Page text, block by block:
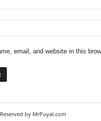
email, and website in this
by MrPuyal.com